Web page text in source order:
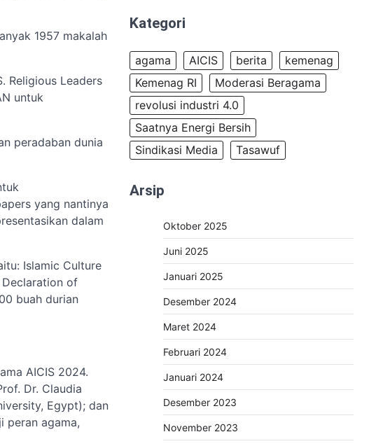
1957 makalah
Religious Leaders
untuk
peradaban dunia
yang nantinya
dalam
Islamic Culture
of
buah durian
AICIS 2024.
Dr. Claudia
Egypt); dan
peran agama,
Kategori
agama AICIS berita
kemenag
Kemenag RI
Moderasi Beragama
revolusi industri 4.0
Saatnya Energi Bersih
Sindikasi Media
Tasawuf
Arsip
Oktober 2025
Juni 2025
Januari 2025
Desember 2024
Maret 2024
Februari 2024
Januari 2024
Desember 2023
November 2023